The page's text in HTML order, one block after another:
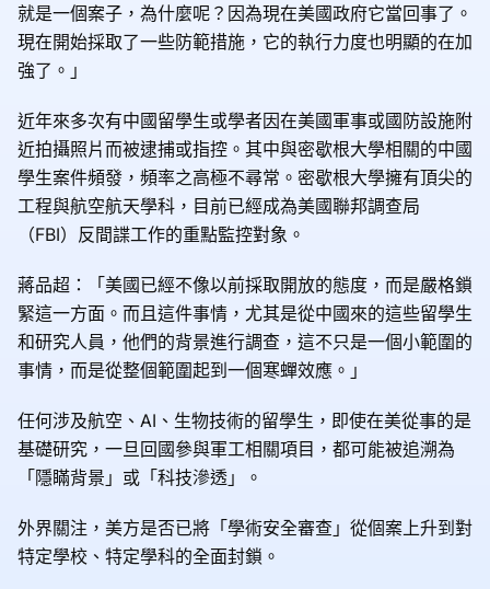
就是一個案子，為什麼呢？因為現在美國政府它當回事了。
現在開始採取了一些防範措施，它的執行力度也明顯的在加
強了。」
近年來多次有中國留學生或學者因在美國軍事或國防設施附
近拍攝照片而被逮捕或指控。其中與密歇根大學相關的中國
學生案件頻發，頻率之高極不尋常。密歇根大學擁有頂尖的
工程與航空航天學科，目前已經成為美國聯邦調查局
（FBI）反間諜工作的重點監控對象。
蔣品超：「美國已經不像以前採取開放的態度，而是嚴格鎖
緊這一方面。而且這件事情，尤其是從中國來的這些留學生
和研究人員，他們的背景進行調查，這不只是一個小範圍的
事情，而是從整個範圍起到一個寒蟬效應。」
任何涉及航空、AI、生物技術的留學生，即使在美從事的是
基礎研究，一旦回國參與軍工相關項目，都可能被追溯為
「隱瞞背景」或「科技滲透」。
外界關注，美方是否已將「學術安全審查」從個案上升到對
特定學校、特定學科的全面封鎖。